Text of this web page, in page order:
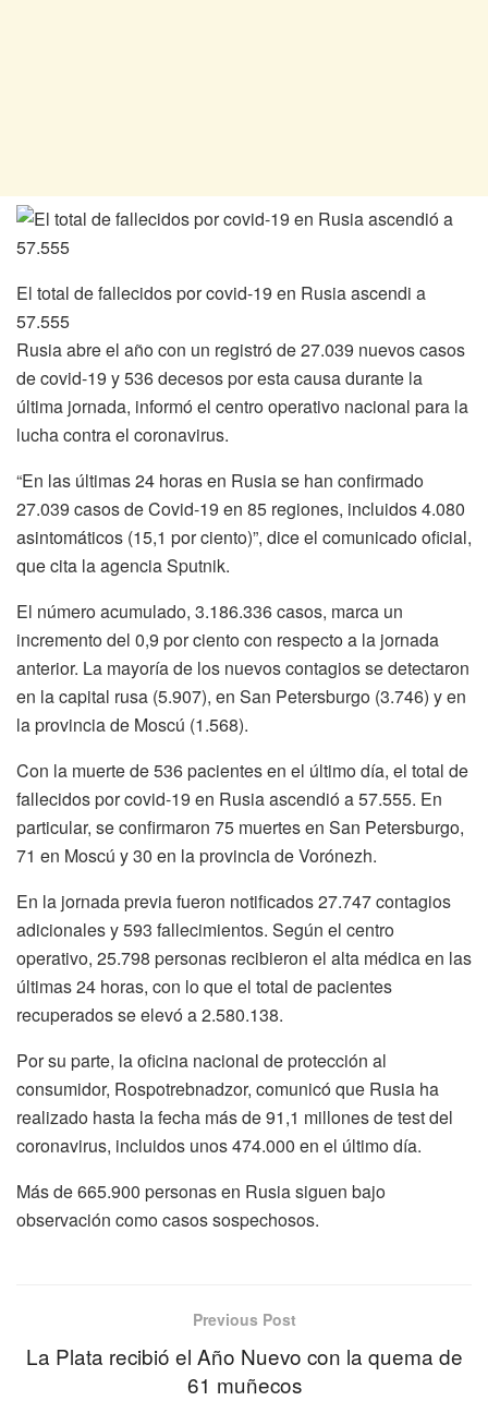
El total de fallecidos por covid-19 en Rusia ascendi a
57.555
Rusia abre el año con un registró de 27.039 nuevos casos
de covid-19 y 536 decesos por esta causa durante la
última jornada, informó el centro operativo nacional para la
lucha contra el coronavirus.
“En las últimas 24 horas en Rusia se han confirmado
27.039 casos de Covid-19 en 85 regiones, incluidos 4.080
asintomáticos (15,1 por ciento)”, dice el comunicado oficial,
que cita la agencia Sputnik.
El número acumulado, 3.186.336 casos, marca un
incremento del 0,9 por ciento con respecto a la jornada
anterior. La mayoría de los nuevos contagios se detectaron
en la capital rusa (5.907), en San Petersburgo (3.746) y en
la provincia de Moscú (1.568).
Con la muerte de 536 pacientes en el último día, el total de
fallecidos por covid-19 en Rusia ascendió a 57.555. En
particular, se confirmaron 75 muertes en San Petersburgo,
71 en Moscú y 30 en la provincia de Vorónezh.
En la jornada previa fueron notificados 27.747 contagios
adicionales y 593 fallecimientos. Según el centro
operativo, 25.798 personas recibieron el alta médica en las
últimas 24 horas, con lo que el total de pacientes
recuperados se elevó a 2.580.138.
Por su parte, la oficina nacional de protección al
consumidor, Rospotrebnadzor, comunicó que Rusia ha
realizado hasta la fecha más de 91,1 millones de test del
coronavirus, incluidos unos 474.000 en el último día.
Más de 665.900 personas en Rusia siguen bajo
observación como casos sospechosos.
Previous Post
La Plata recibió el Año Nuevo con la quema de
61 muñecos